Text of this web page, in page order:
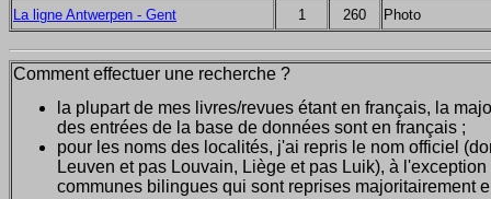
La ligne Antwerpen - Gent 1 260 Photo
Comment effectuer une recherche ?
la plupart de mes livres/revues étant en français, la
des entrées de la base de données sont en français ;
pour les noms des localités, j'ai repris le nom officiel
Leuven et pas Louvain, Liège et pas Luik), à l'exception
communes bilingues qui sont reprises majoritairement